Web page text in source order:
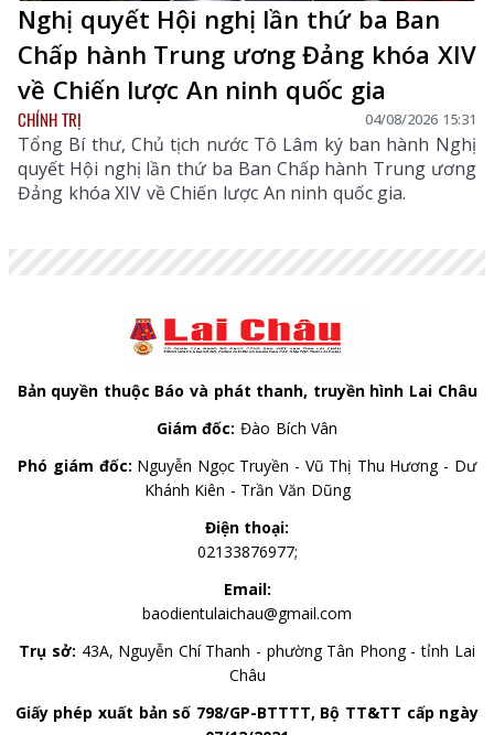
Nghị quyết Hội nghị lần thứ ba Ban
Chấp hành Trung ương Đảng khóa XIV
về Chiến lược An ninh quốc gia
CHÍNH TRỊ 04/08/2026 15:31
Tổng Bí thư, Chủ tịch nước Tô Lâm ký ban hành Nghị
quyết Hội nghị lần thứ ba Ban Chấp hành Trung ương
Đảng khóa XIV về Chiến lược An ninh quốc gia.
Bản quyền thuộc Báo và phát thanh, truyền hình Lai Châu
Giám đốc: Đào Bích Vân
Phó giám đốc: Nguyễn Ngọc Truyền - Vũ Thị Thu Hương - Dư
Khánh Kiên - Trần Văn Dũng
Điện thoại:
02133876977;
Email:
baodientulaichau@gmail.com
Trụ sở: 43A, Nguyễn Chí Thanh - phường Tân Phong - tỉnh Lai
Châu
Giấy phép xuất bản số 798/GP-BTTTT, Bộ TT&TT cấp ngày